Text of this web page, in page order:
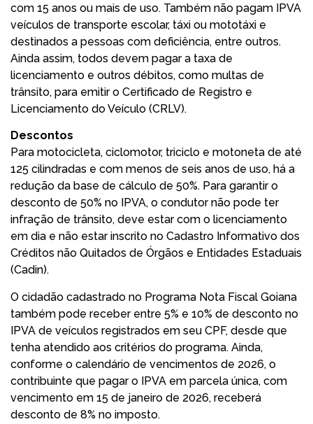
com 15 anos ou mais de uso. Também não pagam IPVA
veículos de transporte escolar, táxi ou mototáxi e
destinados a pessoas com deficiência, entre outros.
Ainda assim, todos devem pagar a taxa de
licenciamento e outros débitos, como multas de
trânsito, para emitir o Certificado de Registro e
Licenciamento do Veículo (CRLV).
Descontos
Para motocicleta, ciclomotor, triciclo e motoneta de até
125 cilindradas e com menos de seis anos de uso, há a
redução da base de cálculo de 50%. Para garantir o
desconto de 50% no IPVA, o condutor não pode ter
infração de trânsito, deve estar com o licenciamento
em dia e não estar inscrito no Cadastro Informativo dos
Créditos não Quitados de Órgãos e Entidades Estaduais
(Cadin).
O cidadão cadastrado no Programa Nota Fiscal Goiana
também pode receber entre 5% e 10% de desconto no
IPVA de veículos registrados em seu CPF, desde que
tenha atendido aos critérios do programa. Ainda,
conforme o calendário de vencimentos de 2026, o
contribuinte que pagar o IPVA em parcela única, com
vencimento em 15 de janeiro de 2026, receberá
desconto de 8% no imposto.